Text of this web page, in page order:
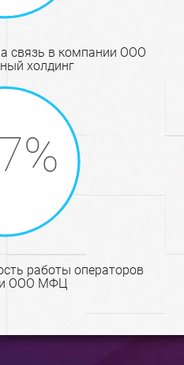
холдинг
ООО МФЦ